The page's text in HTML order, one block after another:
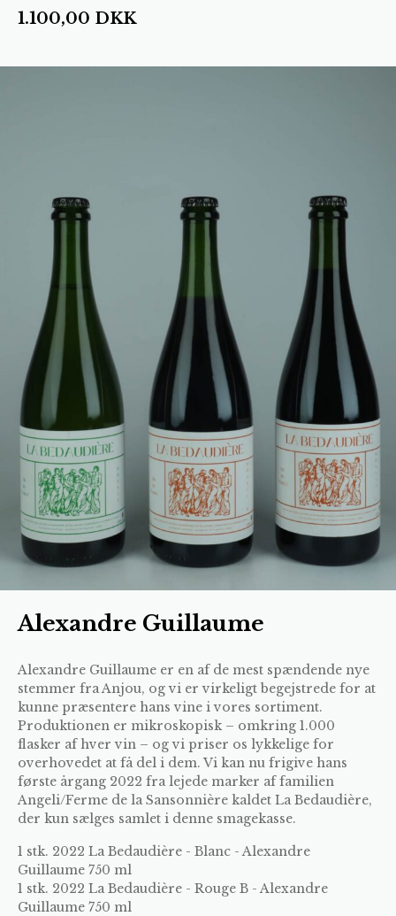
1.100,00 DKK
Alexandre Guillaume
Alexandre Guillaume er en af de mest spændende nye
stemmer fra Anjou, og vi er virkeligt begejstrede for at
kunne præsentere hans vine i vores sortiment.
Produktionen er mikroskopisk – omkring 1.000
flasker af hver vin – og vi priser os lykkelige for
overhovedet at få del i dem. Vi kan nu frigive hans
første årgang 2022 fra lejede marker af familien
Angeli/Ferme de la Sansonnière kaldet La Bedaudière,
der kun sælges samlet i denne smagekasse.
1 stk. 2022 La Bedaudière - Blanc - Alexandre
Guillaume 750 ml
1 stk. 2022 La Bedaudière - Rouge B - Alexandre
Guillaume 750 ml